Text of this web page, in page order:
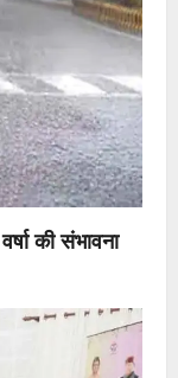
की संभावना